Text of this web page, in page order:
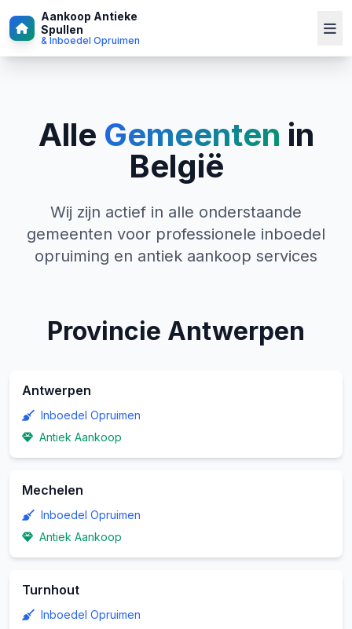
Aankoop Antieke
Spullen
& Inboedel Opruimen
Alle Gemeenten in
België
Wij zijn actief in alle onderstaande
gemeenten voor professionele inboedel
opruiming en antiek aankoop services
Provincie Antwerpen
Antwerpen
Inboedel Opruimen
Antiek Aankoop
Mechelen
Inboedel Opruimen
Antiek Aankoop
Turnhout
Inboedel Opruimen